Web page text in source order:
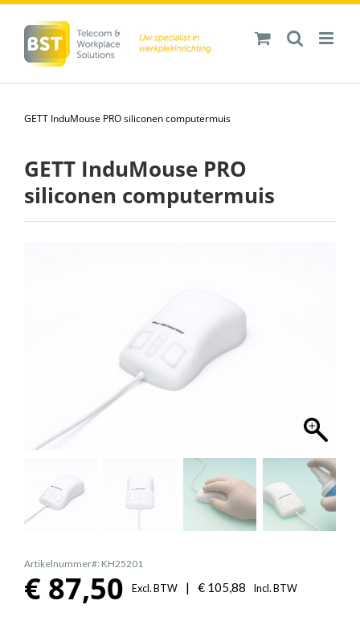
inhoud
GETT InduMouse PRO siliconen computermuis
GETT InduMouse PRO
siliconen computermuis
Artikelnummer#: KH25201
€ 87,50 Excl. BTW | € 105,88 Incl. BTW